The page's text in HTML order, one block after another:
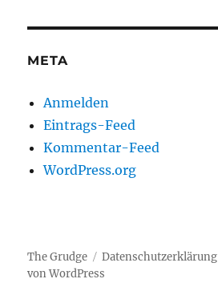
META
Anmelden
Eintrags-Feed
Kommentar-Feed
WordPress.org
The Grudge Datenschutzerklärung
von WordPress